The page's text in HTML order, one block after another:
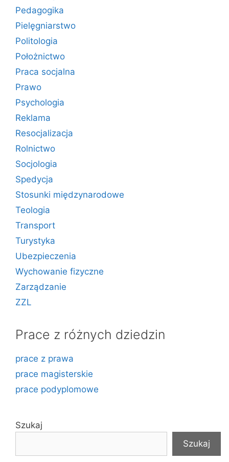
Pedagogika
Pielęgniarstwo
Politologia
Położnictwo
Praca socjalna
Prawo
Psychologia
Reklama
Resocjalizacja
Rolnictwo
Socjologia
Spedycja
Stosunki międzynarodowe
Teologia
Transport
Turystyka
Ubezpieczenia
Wychowanie fizyczne
Zarządzanie
ZZL
Prace z różnych dziedzin
prace z prawa
prace magisterskie
prace podyplomowe
Szukaj
Szukaj